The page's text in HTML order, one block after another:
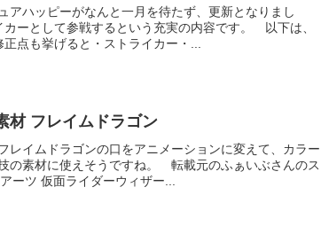
アハッピーがなんと一月を待たず、更新となりまし
ーとして参戦するという充実の内容です。 以下は、
点も挙げると・ストライカー・...
材 フレイムドラゴン
イムドラゴンの口をアニメーションに変えて、カラー
の素材に使えそうですね。 転載元のふぁいぶさんのス
ーツ 仮面ライダーウィザー...